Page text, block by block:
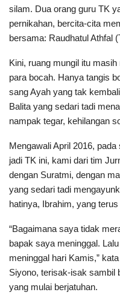
silam. Dua orang guru TK
pernikahan, bercita-cita
bersama: Raudhatul Athfal
Kini, ruang mungil itu
para bocah. Hanya tangis
sang Ayah yang tak
Balita yang sedari tadi
nampak tegar, kehilangan
Mengawali April 2016,
jadi TK ini, kami dari tim
dengan Suratmi, dengan
yang sedari tadi
hatinya, Ibrahim, yang
“Bagaimana saya tidak
bapak saya meninggal.
meninggal hari Kamis,”
Siyono, terisak-isak sambil
yang mulai berjatuhan.